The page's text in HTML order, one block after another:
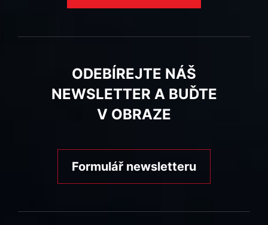
ODEBÍREJTE NÁŠ
NEWSLETTER A BUĎTE
V OBRAZE
Formulář newsletteru